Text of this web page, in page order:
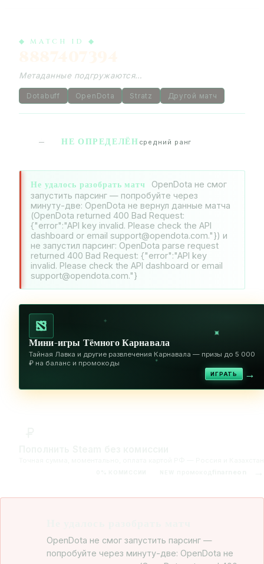
◆ MATCH ID ◆
Метаданные подгружаются…
Dotabuff OpenDota Stratz Другой матч
— НЕ ОПРЕДЕЛЁН средний ранг
Не удалось разобрать матч
OpenDota не смог
запустить парсинг — попробуйте через
минуту-две: OpenDota не вернул данные матча
(OpenDota returned 400 Bad Request:
{"error":"API key invalid. Please check the API
dashboard or email support@opendota.com."}) и
не запустил парсинг: OpenDota parse request
returned 400 Bad Request: {"error":"API key
invalid. Please check the API dashboard or email
support@opendota.com."}
✦
✦
✦
Мини-игры Тёмного Карнавала
Тайная Лавка и другие развлечения Карнавала — призы до 5 000
₽ на баланс и промокоды
ИГРАТЬ →
OpenDota не смог запустить парсинг —
попробуйте через минуту-две: OpenDota не